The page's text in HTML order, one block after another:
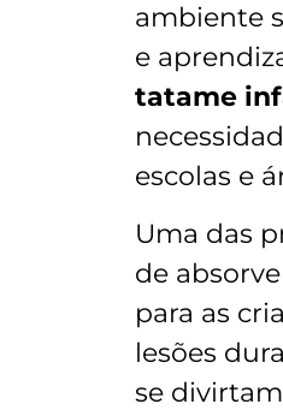
ambiente
e
tatame
escolas e
Uma das
de
para as
lesões
se